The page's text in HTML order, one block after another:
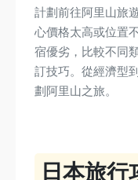
計劃前往阿里山旅
心價格太高或位置
宿優劣，比較不同
訂技巧。從經濟型
劃阿里山之旅。
日本旅